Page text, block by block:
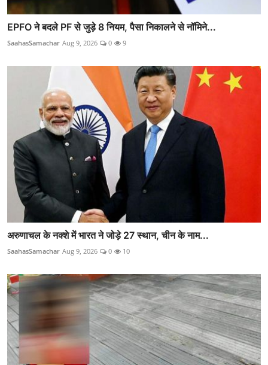
EPFO ने बदले PF से जुड़े 8 नियम, पैसा निकालने से नॉमिने...
SaahasSamachar Aug 9, 2026 0 9
अरुणाचल के नक्शे में भारत ने जोड़े 27 स्थान, चीन के नाम...
SaahasSamachar Aug 9, 2026 0 10